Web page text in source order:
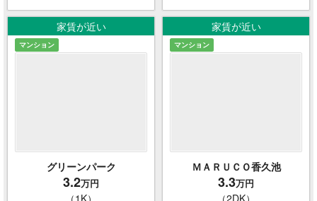
家賃が近い
マンション
グリーンパーク
3.2万円
（1K）
家賃が近い
マンション
ＭＡＲＵＣＯ香久池
3.3万円
（2DK）